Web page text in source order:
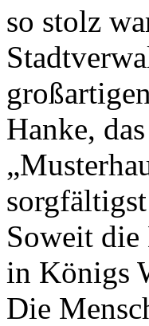
so stolz
Hanke,
Soweit
in Königs
Die